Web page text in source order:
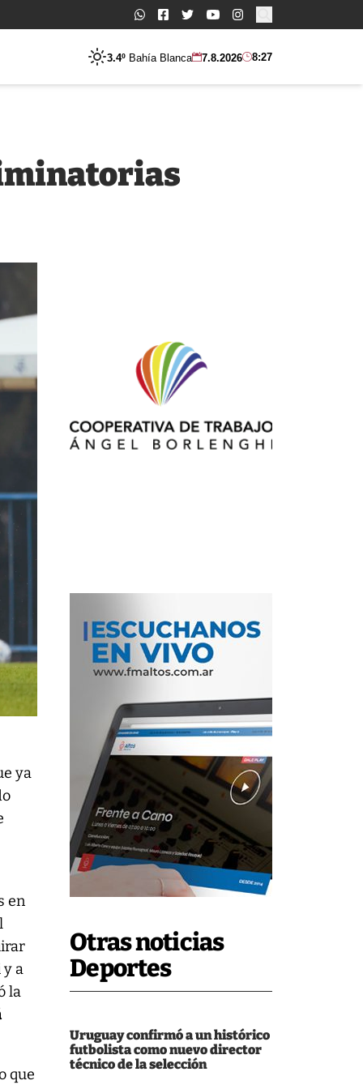
Buscar:
3.4º Bahía Blanca 7.8.2026 8:27
Otras noticias
Deportes
Uruguay confirmó a un histórico
futbolista como nuevo director
técnico de la selección
ya
en
y a
la
que